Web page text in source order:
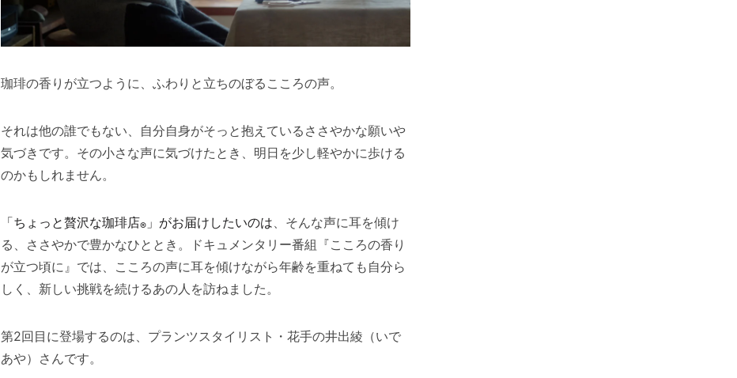
珈琲の香りが立つように、ふわりと立ちのぼるこころの声。
それは他の誰でもない、自分自身がそっと抱えているささやかな願いや
気づきです。その小さな声に気づけたとき、明日を少し軽やかに歩ける
のかもしれません。
「ちょっと贅沢な珈琲店®︎ 」がお届けしたいのは、そんな声に耳を傾け
る、ささやかで豊かなひととき。ドキュメンタリー番組『こころの香り
が立つ頃に』では、こころの声に耳を傾けながら年齢を重ねても自分ら
しく、新しい挑戦を続けるあの人を訪ねました。
第2回目に登場するのは、プランツスタイリスト・花手の井出綾（いで
あや）さんです。